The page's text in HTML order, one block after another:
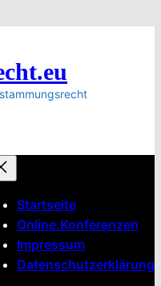
Startseite
Online.Konferenzen
Impressum
Datenschutzerklärung